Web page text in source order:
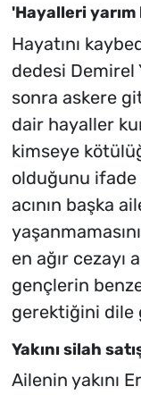
'Hayalleri yarım
Hayatını
dedesi Demirel
sonra askere
dair hayaller
kimseye
olduğunu ifade
acının başka
en ağır cezayı
gençlerin
gerektiğini dile
Yakını silah
Ailenin yakını